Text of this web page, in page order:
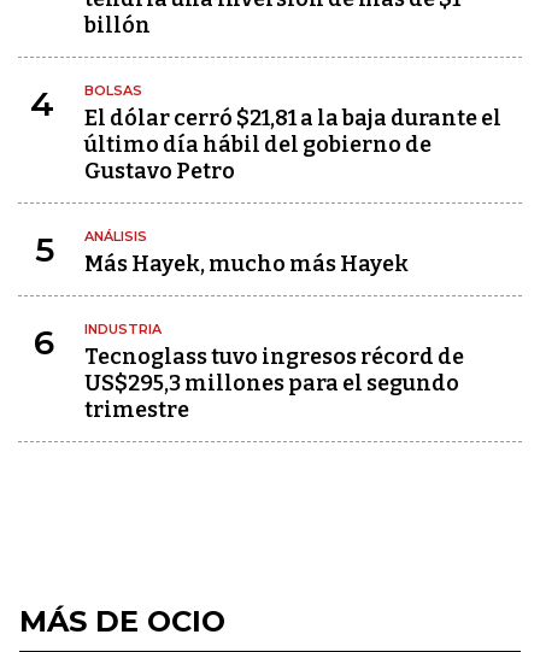
billón
4 BOLSAS
El dólar cerró $21,81 a la baja durante el
último día hábil del gobierno de
Gustavo Petro
5 ANÁLISIS
Más Hayek, mucho más Hayek
6 INDUSTRIA
Tecnoglass tuvo ingresos récord de
US$295,3 millones para el segundo
trimestre
MÁS DE OCIO